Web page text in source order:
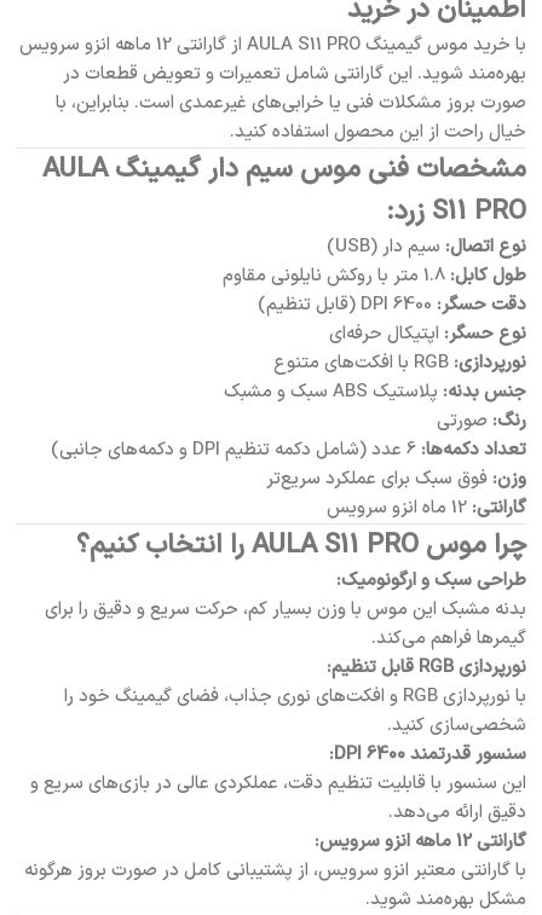
اطمینان در خرید
با خرید موس گیمینگ AULA S11 PRO از گارانتی 12 ماهه انزو سرویس
بهره‌مند شوید. این گارانتی شامل تعمیرات و تعویض قطعات در
صورت بروز مشکلات فنی یا خرابی‌های غیرعمدی است. بنابراین، با
خیال راحت از این محصول استفاده کنید.
مشخصات فنی موس سیم دار گیمینگ AULA
S11 PRO زرد:
نوع اتصال: سیم دار (USB)
طول کابل:
دقت حسگر:
نوع حسگر: اپتیکال حرفه‌ای
نورپردازی:
جنس بدنه: پلاستیک ABS سبک و مشبک
رنگ: صورتی
تعداد دکمه‌ها:
وزن: فوق سبک برای عملکرد سریع‌تر
گارانتی:
چرا موس AULA S11 PRO را انتخاب کنیم؟
طراحی سبک و ارگونومیک:
بدنه مشبک این موس با وزن بسیار کم، حرکت سریع و دقیق را برای
گیمرها فراهم می‌کند.
نورپردازی RGB قابل تنظیم:
با نورپردازی RGB و افکت‌های نوری جذاب، فضای گیمینگ خود را
شخصی‌سازی کنید.
سنسور قدرتمند 6400 DPI:
این سنسور با قابلیت تنظیم دقت، عملکردی عالی در بازی‌های سریع و
دقیق ارائه می‌دهد.
گارانتی 12 ماهه انزو سرویس:
با گارانتی معتبر انزو سرویس، از پشتیبانی کامل در صورت بروز هرگونه
مشکل بهره‌مند شوید.